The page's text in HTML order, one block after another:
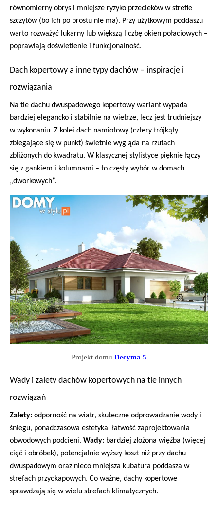
równomierny obrys i mniejsze ryzyko przecieków w strefie
szczytów (bo ich po prostu nie ma). Przy użytkowym poddaszu
warto rozważyć lukarny lub większą liczbę okien połaciowych –
poprawiają doświetlenie i funkcjonalność.
Dach kopertowy a inne typy dachów – inspiracje i
rozwiązania
Na tle dachu dwuspadowego kopertowy wariant wypada
bardziej elegancko i stabilnie na wietrze, lecz jest trudniejszy
w wykonaniu. Z kolei dach namiotowy (cztery trójkąty
zbiegające się w punkt) świetnie wygląda na rzutach
zbliżonych do kwadratu. W klasycznej stylistyce pięknie łączy
się z gankiem i kolumnami – to częsty wybór w domach
„dworkowych”.
Projekt domu Decyma 5
Wady i zalety dachów kopertowych na tle innych
rozwiązań
Zalety: odporność na wiatr, skuteczne odprowadzanie wody i
śniegu, ponadczasowa estetyka, łatwość zaprojektowania
obwodowych podcieni. Wady: bardziej złożona więźba (więcej
cięć i obróbek), potencjalnie wyższy koszt niż przy dachu
dwuspadowym oraz nieco mniejsza kubatura poddasza w
strefach przyokapowych. Co ważne, dachy kopertowe
sprawdzają się w wielu strefach klimatycznych.